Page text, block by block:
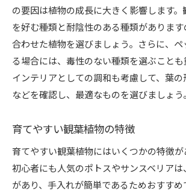
の要因は植物の成長に大きく影響します
を好む種類と耐陰性のある種類がありま
合わせた植物を選びましょう。さらに、
る場合には、毒性のない種類を選ぶことも
インテリアとしての調和も考慮して、葉
などを確認し、最適なものを選びましょう。
育てやすい観葉植物の特徴
育てやすい観葉植物にはいくつかの特徴が
初心者にも人気のポトスやサンスベリア
があり、手入れが簡単であるためおすす